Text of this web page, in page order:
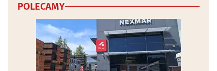
POLECAMY